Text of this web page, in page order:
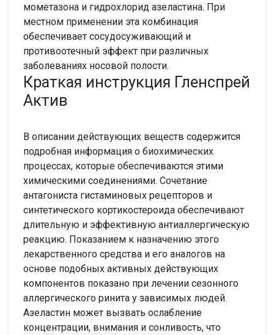
мометазона и гидрохлорид азеластина. При
местном применении эта комбинация
обеспечивает сосудосуживающий и
противоотечный эффект при различных
заболеваниях носовой полости.
Краткая инструкция Гленспрей
Актив
В описании действующих веществ содержится
подробная информация о биохимических
процессах, которые обеспечиваются этими
химическими соединениями. Сочетание
антагониста гистаминовых рецепторов и
синтетического кортикостероида обеспечивают
длительную и эффективную антиаллергическую
реакцию. Показанием к назначению этого
лекарственного средства и его аналогов на
основе подобных активных действующих
компонентов показано при лечении сезонного
аллергического ринита у зависимых людей.
Азеластин может вызвать ослабление
концентрации, внимания и сонливость, что